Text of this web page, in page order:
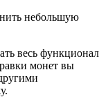
небольшую
весь функционал
монет вы